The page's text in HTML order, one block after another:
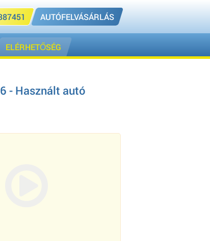
AUTÓFELVÁSÁRLÁS
ELÉRHETŐSÉG
- Használt autó